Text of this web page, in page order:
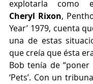
Cheryl Rixon,
Year’ 1979, cuenta
una de estas
que creía que ésta
Bob tenía de “poner
‘Pets’. Con un